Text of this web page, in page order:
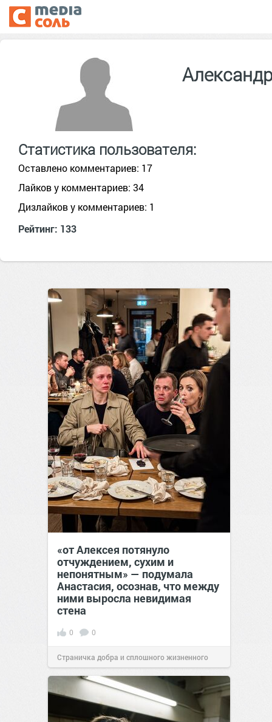
Статистика пользователя:
Оставлено комментариев: 17
Лайков у комментариев: 34
Дизлайков у комментариев: 1
Рейтинг: 133
«от Алексея потянуло
отчуждением, сухим и
непонятным» — подумала
Анастасия, осознав, что между
ними выросла невидимая
стена
0 0
Страничка добра и сплошного жизненного
позитива! 13:38Сегодня